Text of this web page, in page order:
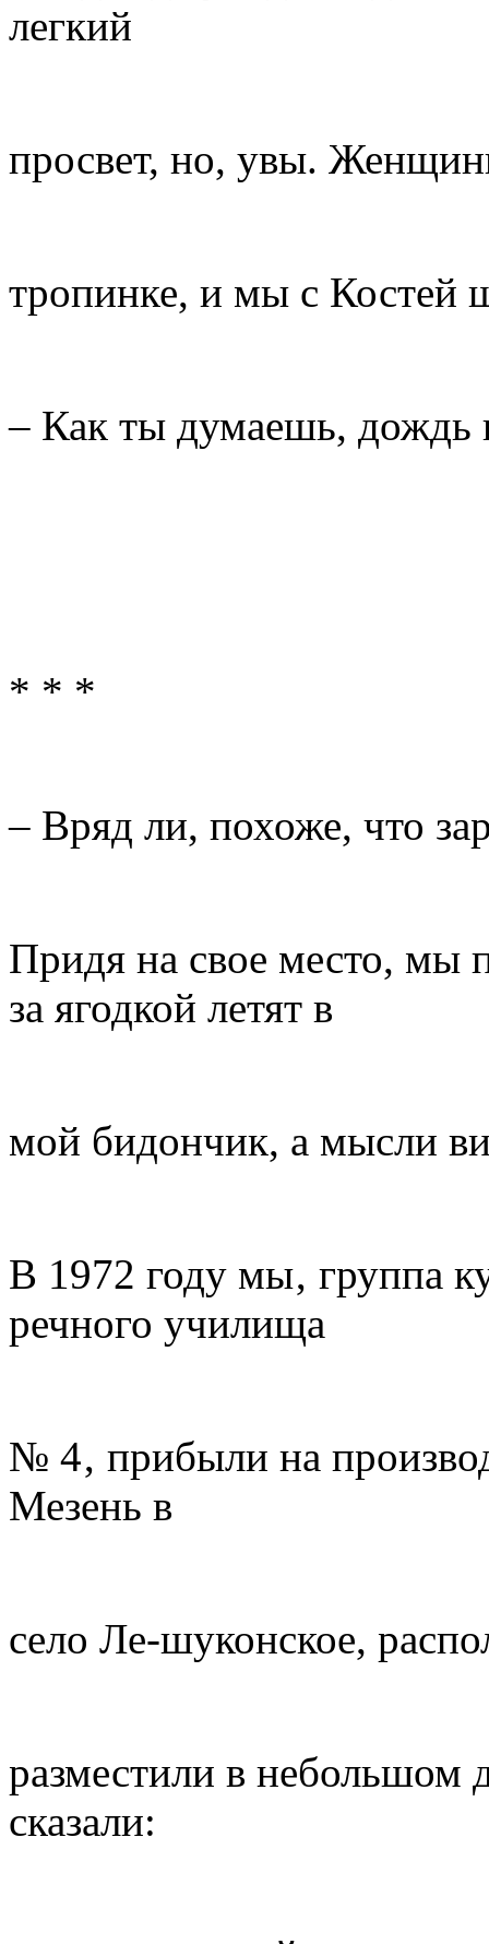
легкий
просвет, но, увы.
тропинке, и мы с Костей
– Как ты думаешь, дождь
* * *
– Вряд ли, похоже, что
Придя на свое место, мы
за ягодкой летят в
мой бидончик, а мысли
В 1972 году мы‚ группа
речного училища
№ 4‚ прибыли на
Мезень в
село Ле-шуконское,
разместили в
сказали: